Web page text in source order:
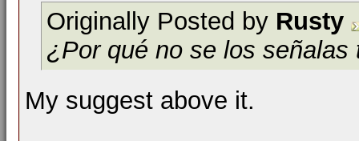
Originally Posted by Rusty
¿Por qué no se los
My suggest above it.